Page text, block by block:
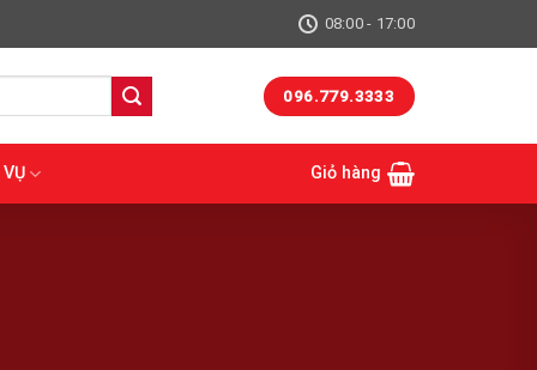
08:00 - 17:00
096.779.3333
Giỏ hàng